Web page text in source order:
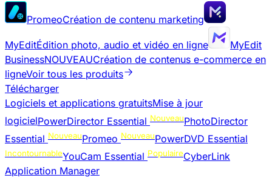
PromeoCréation de contenu marketing
MyEditÉdition photo, audio et vidéo en ligne
MyEdit
BusinessNOUVEAUCréation de contenus e-commerce en
ligneVoir tous les produits
Télécharger
Logiciels et applications gratuitsMise à jour
logicielPowerDirector Essential NouveauPhotoDirector
Essential NouveauPromeo NouveauPowerDVD Essential
IncontournableYouCam Essential PopulaireCyberLink
Application Manager